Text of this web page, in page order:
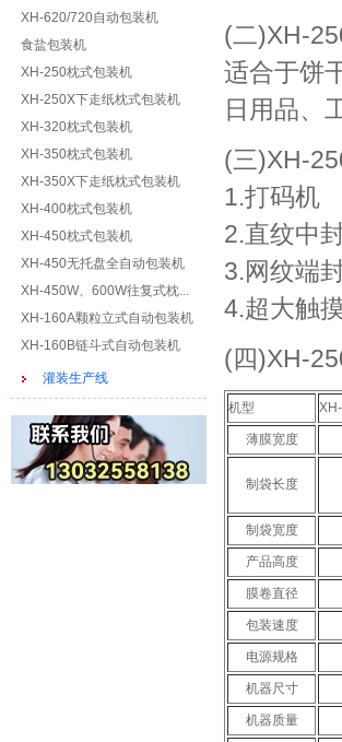
XH-620/720自动包装机
食盐包装机
XH-250枕式包装机
XH-250X下走纸枕式包装机
XH-320枕式包装机
XH-350枕式包装机
XH-350X下走纸枕式包装机
XH-400枕式包装机
XH-450枕式包装机
XH-450无托盘全自动包装机
XH-450W、600W往复式枕...
XH-160A颗粒立式自动包装机
XH-160B链斗式自动包装机
灌装生产线
(二)XH-
适合于饼
日用品、
(三)XH-
1.打码机
2.直纹中
3.网纹端
4.超大触
(四)XH-
机型
薄膜宽度
制袋长度
制袋宽度
产品高度
膜卷直径
包装速度
电源规格
机器尺寸
机器质量